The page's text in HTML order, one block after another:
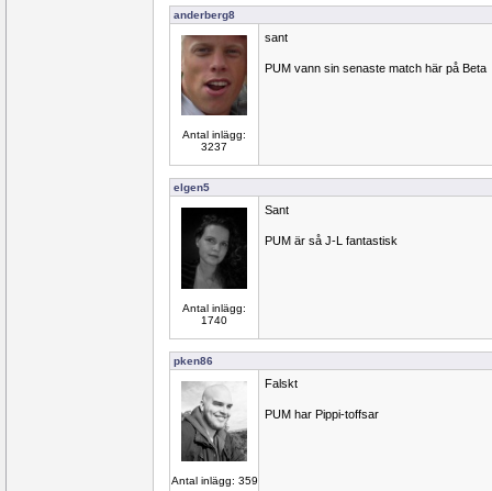
anderberg8
Antal inlägg:
3237
sant
PUM vann sin senaste match här på Beta
elgen5
Antal inlägg:
1740
Sant
PUM är så J-L fantastisk
pken86
Antal inlägg: 359
Falskt
PUM har Pippi-toffsar